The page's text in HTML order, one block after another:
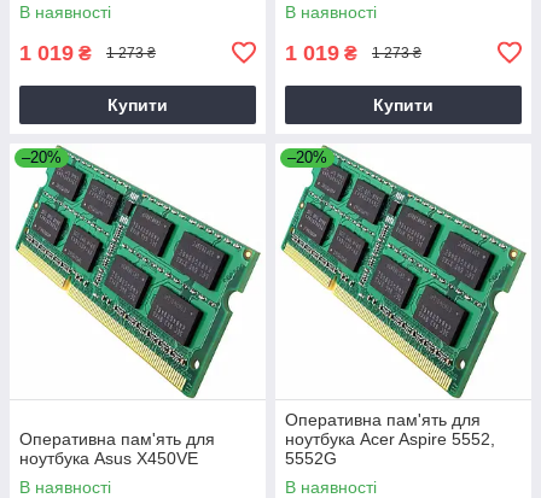
В наявності
1 019 ₴ 1 273 ₴
Купити
В наявності
1 019 ₴ 1 273 ₴
Купити
–20%
Оперативна пам'ять для
ноутбука Asus X450VE
В наявності
–20%
Оперативна пам'ять для
ноутбука Acer Aspire 5552,
5552G
В наявності